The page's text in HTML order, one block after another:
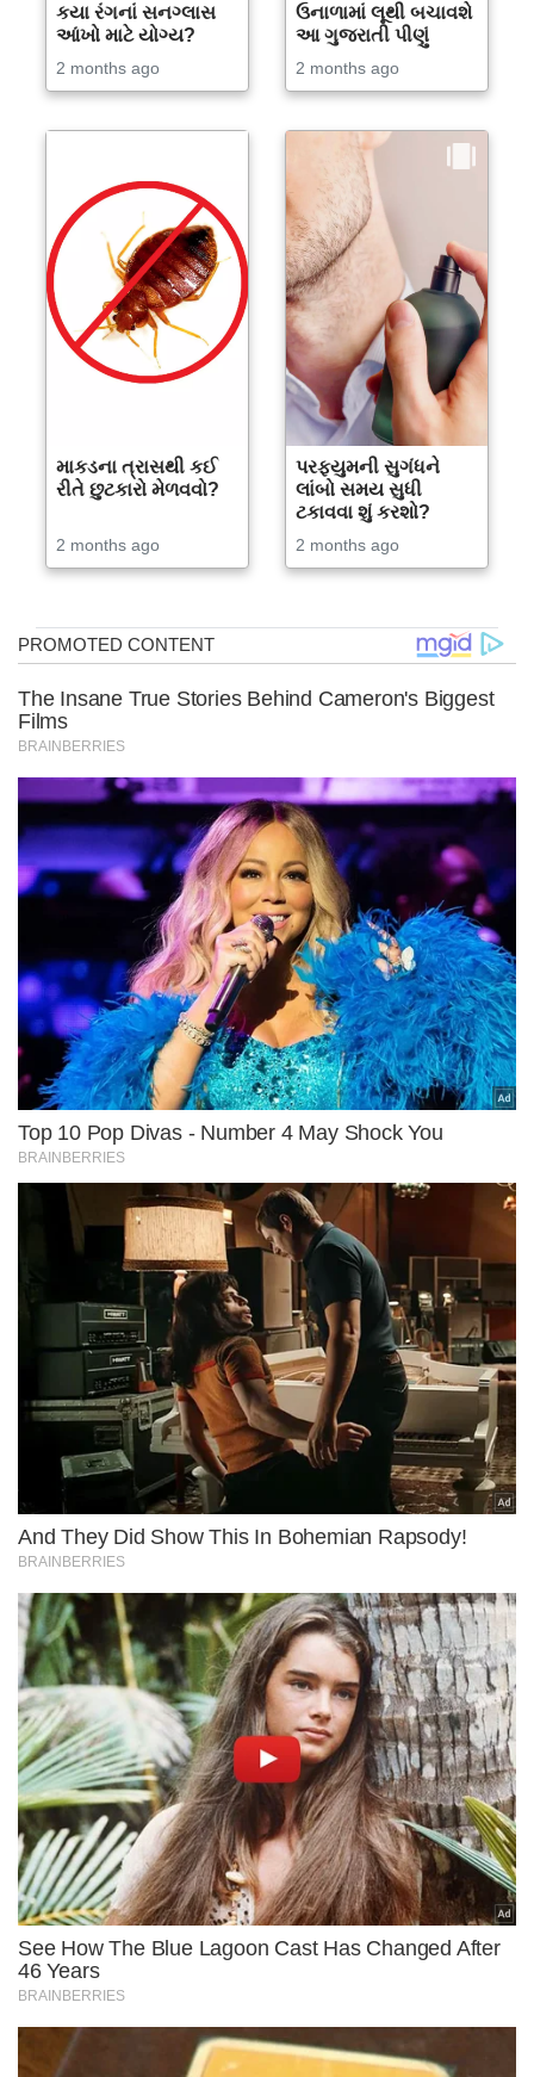
કયા રંગનાં સનગ્લાસ
આંખો માટે યોગ્ય?
2 months ago
ઉનાળામાં લૂથી બચાવશે
આ ગુજરાતી પીણું
2 months ago
માકડના ત્રાસથી કઈ
રીતે છુટકારો મેળવવો?
2 months ago
પરફ્યુમની સુગંધને
લાંબો સમય સુધી
ટકાવવા શું કરશો?
2 months ago